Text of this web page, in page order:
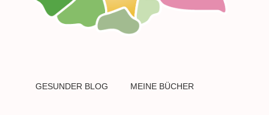
GESUNDER BLOG MEINE BÜCHER